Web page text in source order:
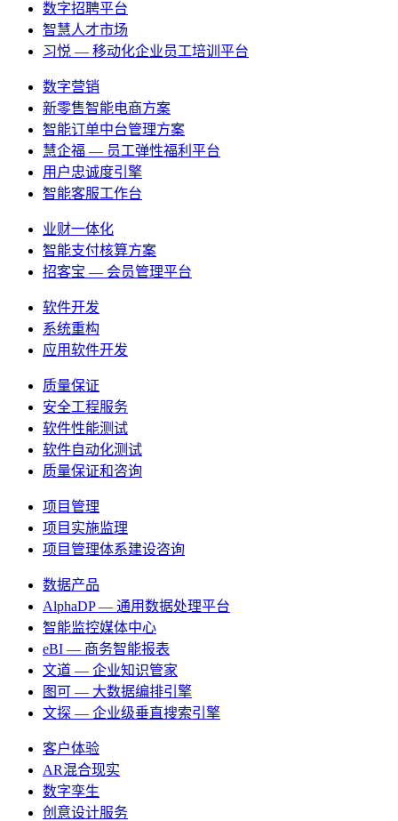
数字招聘平台
智慧人才市场
习悦 — 移动化企业员工培训平台
数字营销
新零售智能电商方案
智能订单中台管理方案
慧企福 — 员工弹性福利平台
用户忠诚度引擎
智能客服工作台
业财一体化
智能支付核算方案
招客宝 — 会员管理平台
软件开发
系统重构
应用软件开发
质量保证
安全工程服务
软件性能测试
软件自动化测试
质量保证和咨询
项目管理
项目实施监理
项目管理体系建设咨询
数据产品
AlphaDP — 通用数据处理平台
智能监控媒体中心
eBI — 商务智能报表
文道 — 企业知识管家
图可 — 大数据编排引擎
文探 — 企业级垂直搜索引擎
客户体验
AR混合现实
数字孪生
创意设计服务